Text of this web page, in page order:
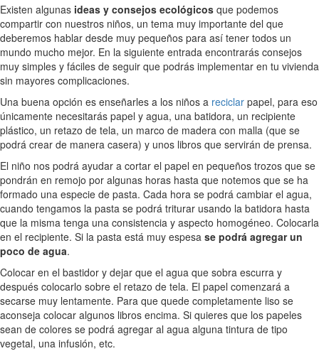
Existen algunas ideas y consejos ecológicos que podemos
compartir con nuestros niños, un tema muy importante del que
deberemos hablar desde muy pequeños para así tener todos un
mundo mucho mejor. En la siguiente entrada encontrarás consejos
muy simples y fáciles de seguir que podrás implementar en tu vivienda
sin mayores complicaciones.
Una buena opción es enseñarles a los niños a reciclar papel, para eso
únicamente necesitarás papel y agua, una batidora, un recipiente
plástico, un retazo de tela, un marco de madera con malla (que se
podrá crear de manera casera) y unos libros que servirán de prensa.
El niño nos podrá ayudar a cortar el papel en pequeños trozos que se
pondrán en remojo por algunas horas hasta que notemos que se ha
formado una especie de pasta. Cada hora se podrá cambiar el agua,
cuando tengamos la pasta se podrá triturar usando la batidora hasta
que la misma tenga una consistencia y aspecto homogéneo. Colocarla
en el recipiente. Si la pasta está muy espesa se podrá agregar un
poco de agua.
Colocar en el bastidor y dejar que el agua que sobra escurra y
después colocarlo sobre el retazo de tela. El papel comenzará a
secarse muy lentamente. Para que quede completamente liso se
aconseja colocar algunos libros encima. Si quieres que los papeles
sean de colores se podrá agregar al agua alguna tintura de tipo
vegetal, una infusión, etc.